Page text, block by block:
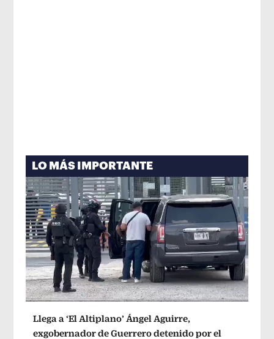
LO MÁS IMPORTANTE
Llega a ‘El Altiplano’ Ángel Aguirre,
exgobernador de Guerrero detenido por el